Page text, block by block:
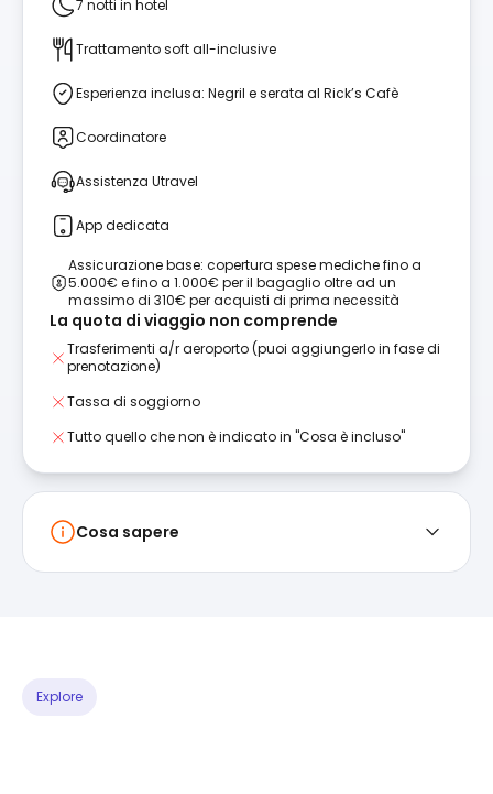
7 notti in hotel
Trattamento soft all-inclusive
Esperienza inclusa: Negril e serata al Rick’s Cafè
Coordinatore
Assistenza Utravel
App dedicata
Assicurazione base: copertura spese mediche fino a
5.000€ e fino a 1.000€ per il bagaglio oltre ad un
massimo di 310€ per acquisti di prima necessità
La quota di viaggio non comprende
Trasferimenti a/r aeroporto (puoi aggiungerlo in fase di
prenotazione)
Tassa di soggiorno
Tutto quello che non è indicato in "Cosa è incluso"
Cosa sapere
Explore